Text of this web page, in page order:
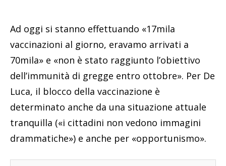
Ad oggi si stanno effettuando «17mila
vaccinazioni al giorno, eravamo arrivati a
70mila» e «non è stato raggiunto l’obiettivo
dell’immunità di gregge entro ottobre». Per De
Luca, il blocco della vaccinazione è
determinato anche da una situazione attuale
tranquilla («i cittadini non vedono immagini
drammatiche») e anche per «opportunismo».